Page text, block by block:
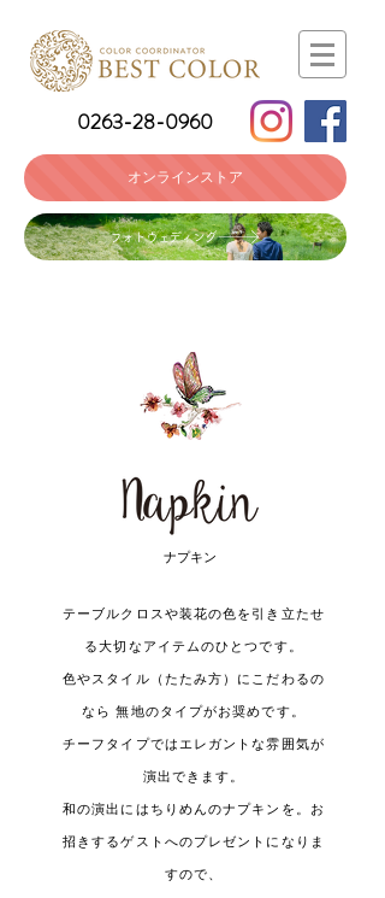
0263-28-0960
オンラインストア
フォトウェディング
ナプキン
テーブルクロスや装花の色を引き立たせ
る大切なアイテムのひとつです。
色やスタイル（たたみ方）にこだわるの
なら 無地のタイプがお奨めです。
チーフタイプではエレガントな雰囲気が
演出できます。
和の演出にはちりめんのナプキンを。お
招きするゲストへのプレゼントになりま
すので、